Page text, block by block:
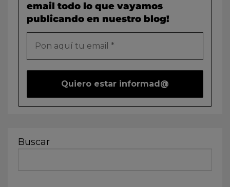
email todo lo que vayamos
publicando en nuestro blog!
Buscar